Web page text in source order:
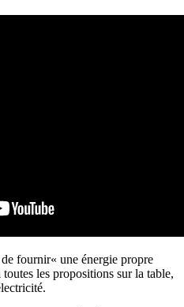
fournir« une énergie propre
les propositions sur la table,